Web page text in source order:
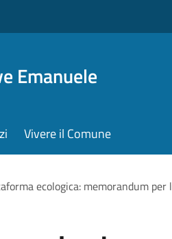
Emanuele
Vivere il Comune
ecologica: memorandum per